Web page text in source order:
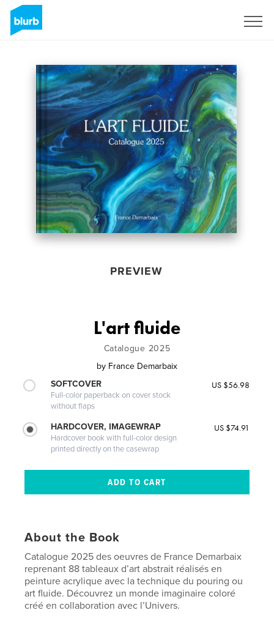
PREVIEW
L'art fluide
Catalogue 2025
by France Demarbaix
SOFTCOVER
Full-color paperback on cover stock
without flaps
US $56.98
HARDCOVER, IMAGEWRAP
Hardcover book with full-color design
printed directly on the casewrap
US $74.91
About the Book
Catalogue 2025 des oeuvres de France Demarbaix
reprenant 88 tableaux d’art abstrait réalisés en
peinture acrylique avec la technique du pouring ou
art fluide. Découvrez un monde imaginaire coloré
créé en collaboration avec l’Univers.